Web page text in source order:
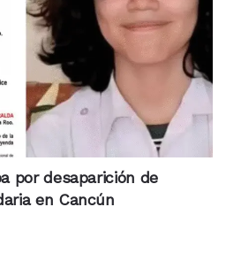
por desaparición de
en Cancún